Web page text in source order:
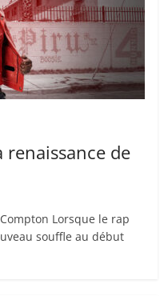
renaissance de
Lorsque le rap
souffle au début